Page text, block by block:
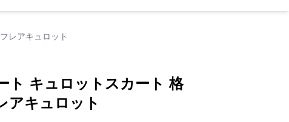
レアキュロット
ト キュロットスカート 格
アキュロット